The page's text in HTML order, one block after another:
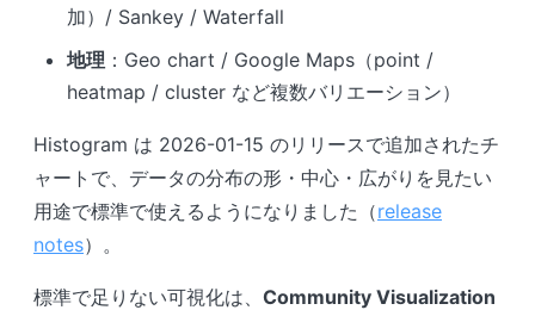
加）/ Sankey / Waterfall
地理 ：Geo chart / Google Maps（point /
heatmap / cluster など複数バリエーション）
Histogram は 2026-01-15 のリリースで追加されたチ
ャートで、データの分布の形・中心・広がりを見たい
用途で標準で使えるようになりました（release
notes）。
標準で足りない可視化は、 Community Visualization